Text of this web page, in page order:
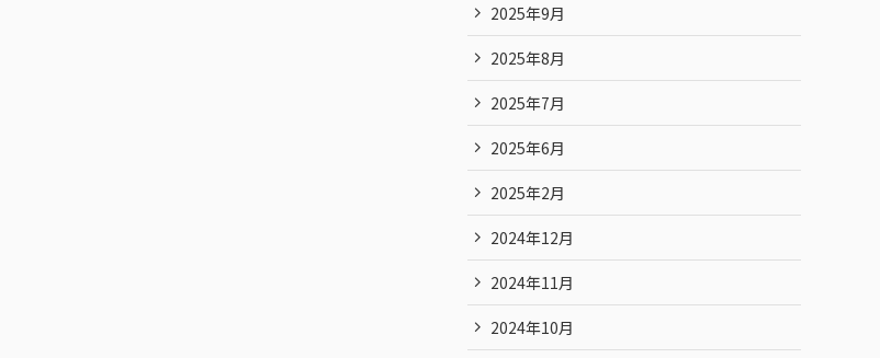
2025年9月
2025年8月
2025年7月
2025年6月
2025年2月
2024年12月
2024年11月
2024年10月